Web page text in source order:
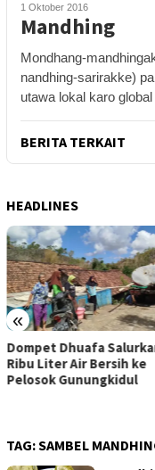
1 Oktober 2016
Mandhing
Mondhang-
nandhing-sarirakke)
utawa lokal karo
BERITA TERKAIT
HEADLINES
«
Pemkab Gunungkidul
Tol Tembus
Bahas Akses Jalan hingga
TAG:SAMBEL